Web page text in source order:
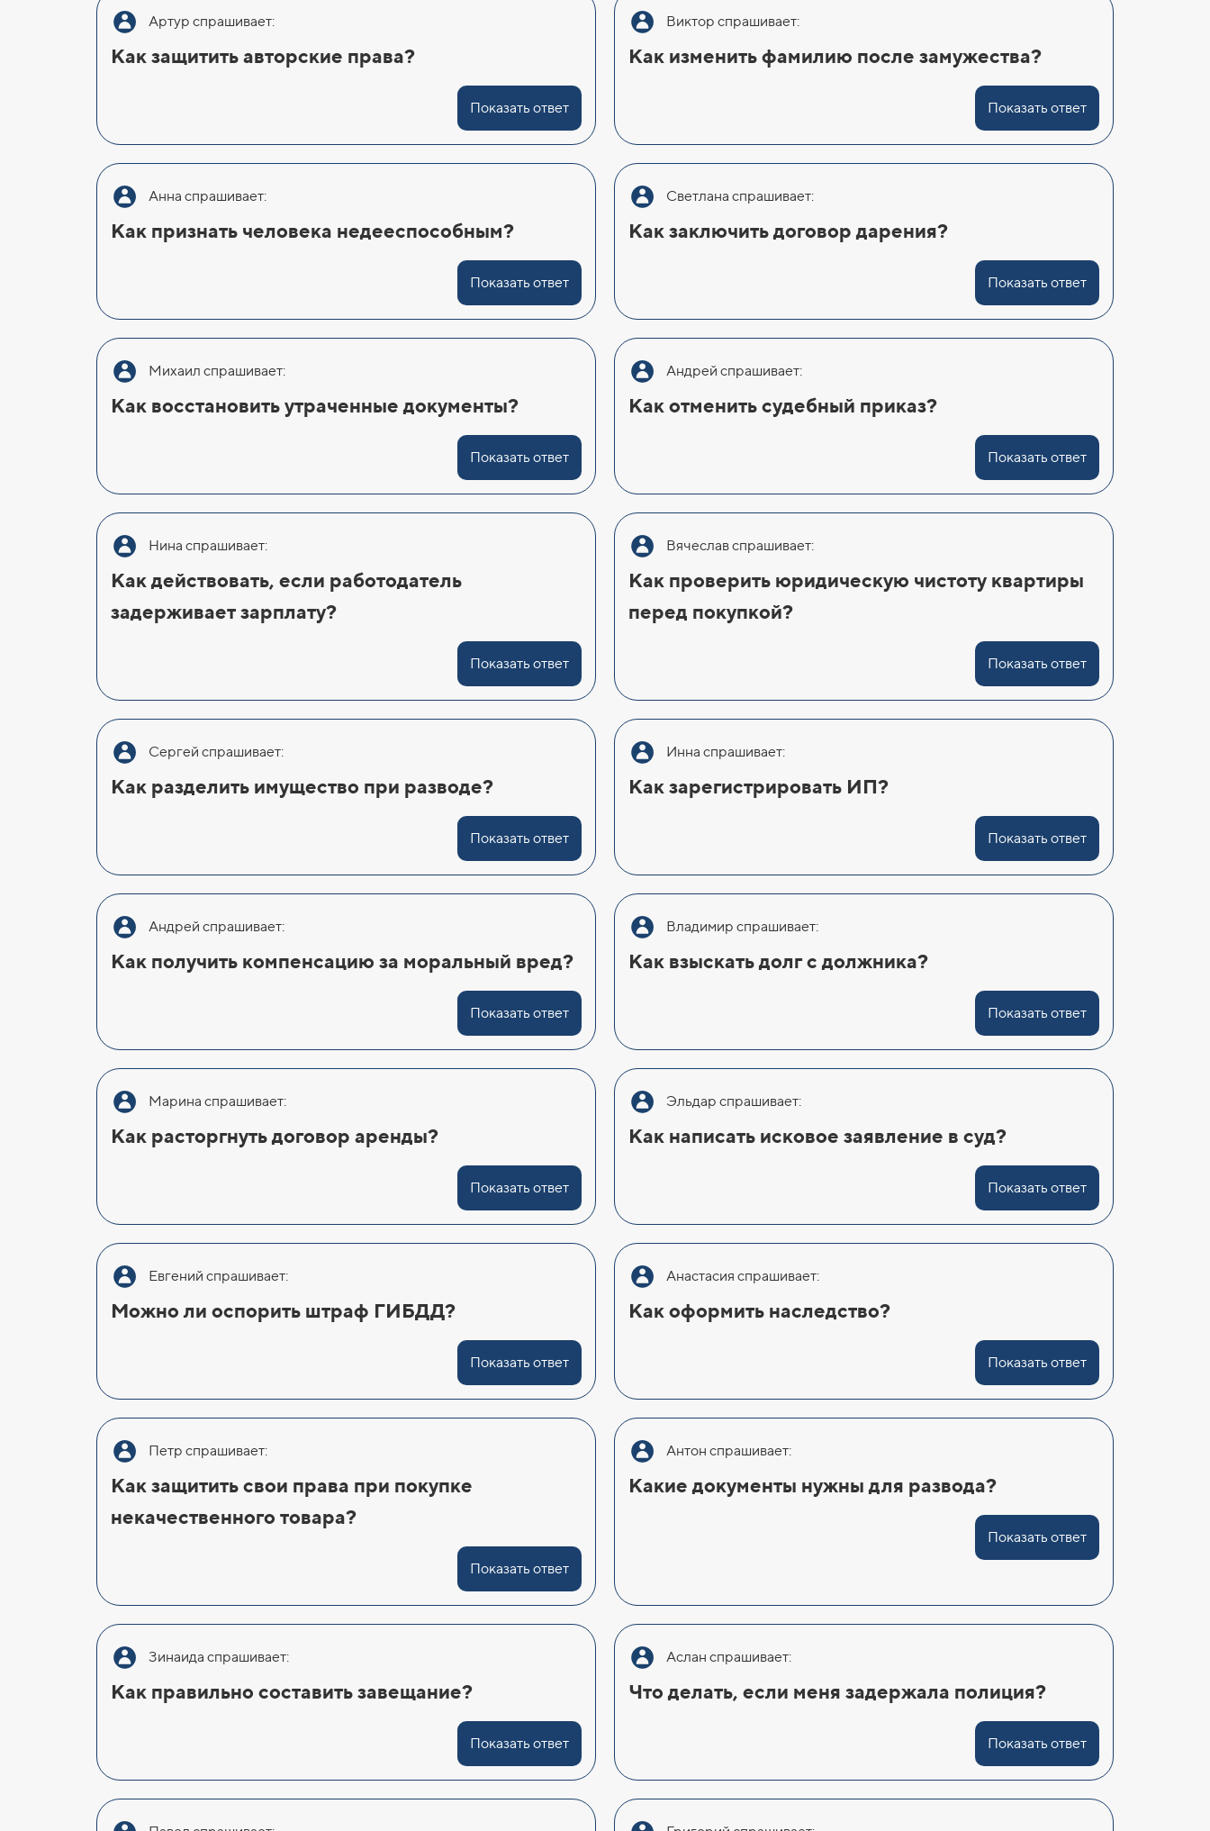
Артур спрашивает:
Как защитить авторские права?
Показать ответ
Виктор спрашивает:
Как изменить фамилию после замужества?
Показать ответ
Анна спрашивает:
Как признать человека недееспособным?
Показать ответ
Светлана спрашивает:
Как заключить договор дарения?
Показать ответ
Михаил спрашивает:
Как восстановить утраченные документы?
Показать ответ
Андрей спрашивает:
Как отменить судебный приказ?
Показать ответ
Нина спрашивает:
Как действовать, если работодатель
задерживает зарплату?
Показать ответ
Вячеслав спрашивает:
Как проверить юридическую чистоту квартиры
перед покупкой?
Показать ответ
Сергей спрашивает:
Как разделить имущество при разводе?
Показать ответ
Инна спрашивает:
Как зарегистрировать ИП?
Показать ответ
Андрей спрашивает:
Как получить компенсацию за моральный вред?
Показать ответ
Владимир спрашивает:
Как взыскать долг с должника?
Показать ответ
Марина спрашивает:
Как расторгнуть договор аренды?
Показать ответ
Эльдар спрашивает:
Как написать исковое заявление в суд?
Показать ответ
Евгений спрашивает:
Можно ли оспорить штраф ГИБДД?
Показать ответ
Анастасия спрашивает:
Как оформить наследство?
Показать ответ
Петр спрашивает:
Как защитить свои права при покупке
некачественного товара?
Показать ответ
Антон спрашивает:
Какие документы нужны для развода?
Показать ответ
Зинаида спрашивает:
Как правильно составить завещание?
Показать ответ
Аслан спрашивает:
Что делать, если меня задержала полиция?
Показать ответ